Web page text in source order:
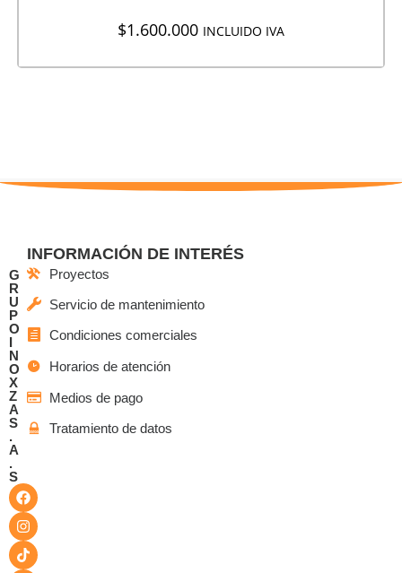
$1.600.000 INCLUIDO IVA
G
R
U
P
O
I
N
O
X
Z
A
S
.
A
.
S
INFORMACIÓN DE INTERÉS
Proyectos
Servicio de mantenimiento
Condiciones comerciales
Horarios de atención
Medios de pago
Tratamiento de datos